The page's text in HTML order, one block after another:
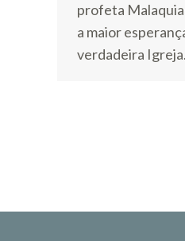
profeta
a maior
verdadeira Igreja.